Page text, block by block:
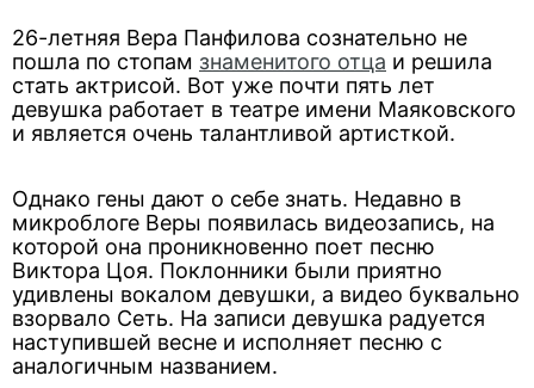
26-летняя Вера Панфилова сознательно не
пошла по стопам знаменитого отца и решила
стать актрисой. Вот уже почти пять лет
девушка работает в театре имени Маяковского
и является очень талантливой артисткой.
Однако гены дают о себе знать. Недавно в
микроблоге Веры появилась видеозапись, на
которой она проникновенно поет песню
Виктора Цоя. Поклонники были приятно
удивлены вокалом девушки, а видео буквально
взорвало Сеть. На записи девушка радуется
наступившей весне и исполняет песню с
аналогичным названием.